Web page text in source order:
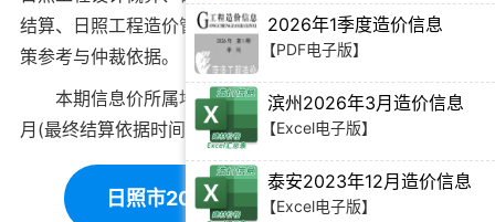
结算、 日照工程造价管理审计等提供建筑材料价格编制决
策参考与仲裁依据。
本期信息价所属地域：日照，对应时间为：2026年5
月(最终结算依据时间需根据工程双方签订合同为准)。
日照市2026年5月造价信息下载
2026年1季度造价信息
【PDF电子版】
滨州2026年3月造价信息
【Excel电子版】
泰安2023年12月造价信息
【Excel电子版】